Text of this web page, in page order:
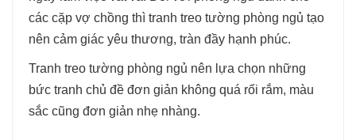
các cặp vợ chồng thì tranh treo tường phòng ngủ tạo
nên cảm giác yêu thương, tràn đầy hạnh phúc.
Tranh treo tường phòng ngủ nên lựa chọn những
bức tranh chủ đề đơn giản không quá rối rắm, màu
sắc cũng đơn giản nhẹ nhàng.